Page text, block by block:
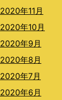
2020年11月
2020年10月
2020年9月
2020年8月
2020年7月
2020年6月